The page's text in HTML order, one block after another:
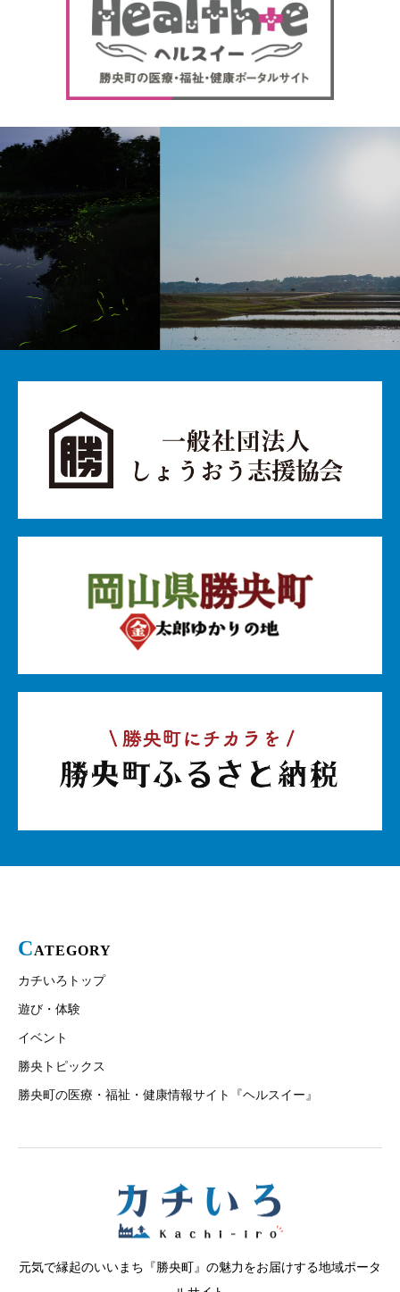
CATEGORY
カチいろトップ
遊び・体験
イベント
勝央トピックス
勝央町の医療・福祉・健康情報サイト『ヘルスイー』
元気で縁起のいいまち『勝央町』の魅力をお届けする地域ポータ